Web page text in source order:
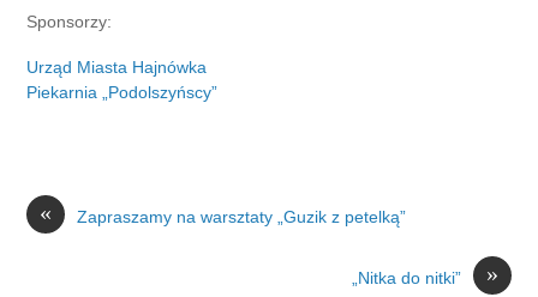
Sponsorzy:
Urząd Miasta Hajnówka
Piekarnia „Podolszyńscy”
« Zapraszamy na warsztaty „Guzik z petelką”
»
„Nitka do nitki”